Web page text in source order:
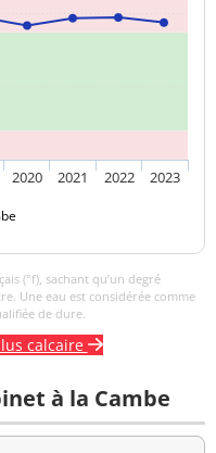
2020 2021 2022 2023
(°f), sachant qu’un degré
Une eau est considérée comme
de dure.
calcaire
à la Cambe